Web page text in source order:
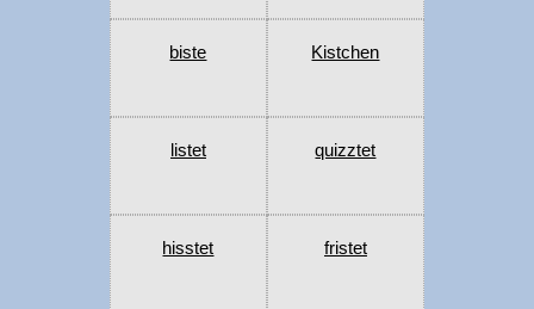
biste Kistchen
listet quizztet
hisstet fristet